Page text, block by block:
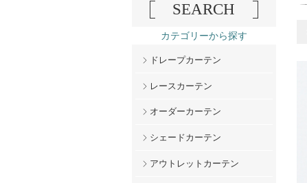
SEARCH
カテゴリーから探す
ドレープカーテン
レースカーテン
オーダーカーテン
シェードカーテン
アウトレットカーテン